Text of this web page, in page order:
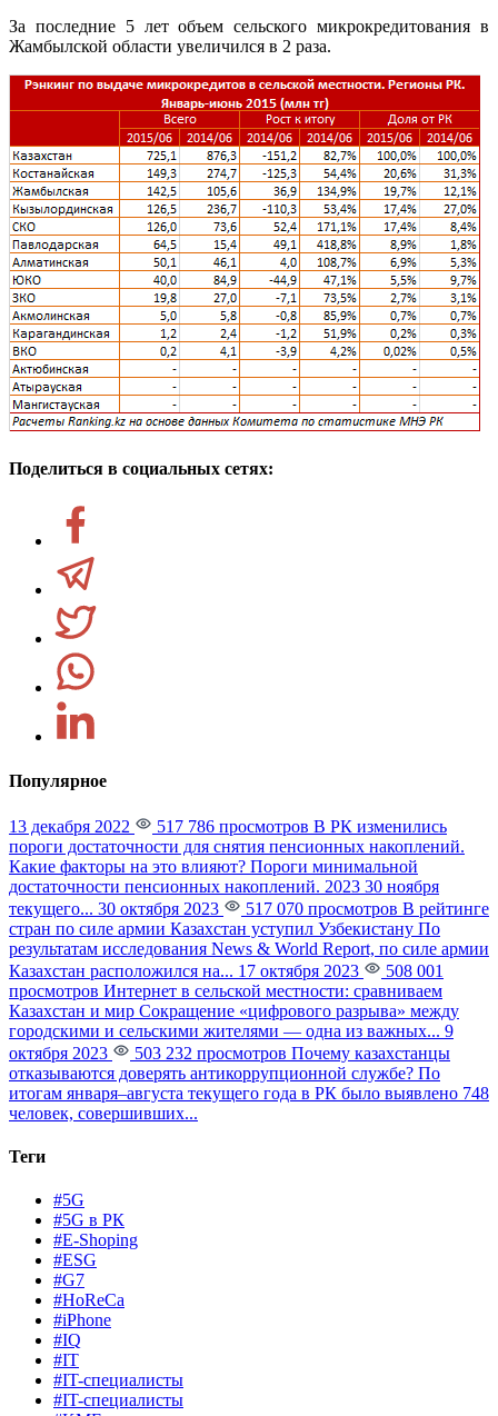
За последние 5 лет объем сельского микрокредитования в
Жамбылской области увеличился в 2 раза.
Поделиться в социальных сетях:
Популярное
13 декабря 2022 517 786 просмотров В РК изменились
пороги достаточности для снятия пенсионных накоплений.
Какие факторы на это влияют? Пороги минимальной
достаточности пенсионных накоплений. 2023 30 ноября
текущего... 30 октября 2023 517 070 просмотров В рейтинге
стран по силе армии Казахстан уступил Узбекистану По
результатам исследования News & World Report, по силе армии
Казахстан расположился на... 17 октября 2023
508 001
просмотров Интернет в сельской местности: сравниваем
Казахстан и мир Сокращение «цифрового разрыва» между
городскими и сельскими жителями — одна из важных... 9
октября 2023
503 232 просмотров Почему казахстанцы
отказываются доверять антикоррупционной службе? По
итогам января–августа текущего года в РК было выявлено 748
человек, совершивших...
Теги
#5G
#5G в РК
#E-Shoping
#ESG
#G7
#HoReCa
#iPhone
#IQ
#IT
#IT-специалисты
#IT-специалисты